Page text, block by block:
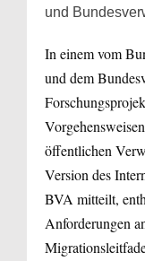
und
In einem vom
und dem
öffentlichen
Version des
BVA mitteilt,
Anforderungen